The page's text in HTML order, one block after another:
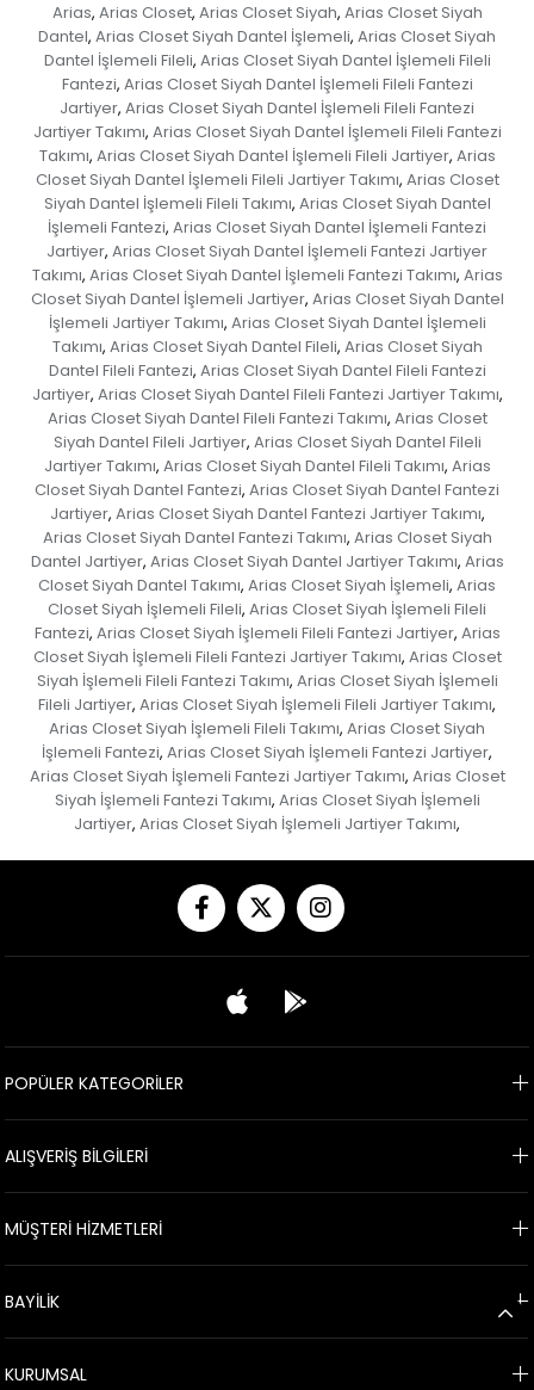
Arias, Arias Closet, Arias Closet Siyah, Arias Closet Siyah
Dantel, Arias Closet Siyah Dantel İşlemeli, Arias Closet Siyah
Dantel İşlemeli Fileli, Arias Closet Siyah Dantel İşlemeli Fileli
Fantezi, Arias Closet Siyah Dantel İşlemeli Fileli Fantezi
Jartiyer, Arias Closet Siyah Dantel İşlemeli Fileli Fantezi
Jartiyer Takımı, Arias Closet Siyah Dantel İşlemeli Fileli Fantezi
Takımı, Arias Closet Siyah Dantel İşlemeli Fileli Jartiyer, Arias
Closet Siyah Dantel İşlemeli Fileli Jartiyer Takımı, Arias Closet
Siyah Dantel İşlemeli Fileli Takımı, Arias Closet Siyah Dantel
İşlemeli Fantezi, Arias Closet Siyah Dantel İşlemeli Fantezi
Jartiyer, Arias Closet Siyah Dantel İşlemeli Fantezi Jartiyer
Takımı, Arias Closet Siyah Dantel İşlemeli Fantezi Takımı, Arias
Closet Siyah Dantel İşlemeli Jartiyer, Arias Closet Siyah Dantel
İşlemeli Jartiyer Takımı, Arias Closet Siyah Dantel İşlemeli
Takımı, Arias Closet Siyah Dantel Fileli, Arias Closet Siyah
Dantel Fileli Fantezi, Arias Closet Siyah Dantel Fileli Fantezi
Jartiyer, Arias Closet Siyah Dantel Fileli Fantezi Jartiyer Takımı,
Arias Closet Siyah Dantel Fileli Fantezi Takımı, Arias Closet
Siyah Dantel Fileli Jartiyer, Arias Closet Siyah Dantel Fileli
Jartiyer Takımı, Arias Closet Siyah Dantel Fileli Takımı, Arias
Closet Siyah Dantel Fantezi, Arias Closet Siyah Dantel Fantezi
Jartiyer, Arias Closet Siyah Dantel Fantezi Jartiyer Takımı,
Arias Closet Siyah Dantel Fantezi Takımı, Arias Closet Siyah
Dantel Jartiyer, Arias Closet Siyah Dantel Jartiyer Takımı, Arias
Closet Siyah Dantel Takımı, Arias Closet Siyah İşlemeli, Arias
Closet Siyah İşlemeli Fileli, Arias Closet Siyah İşlemeli Fileli
Fantezi, Arias Closet Siyah İşlemeli Fileli Fantezi Jartiyer, Arias
Closet Siyah İşlemeli Fileli Fantezi Jartiyer Takımı, Arias Closet
Siyah İşlemeli Fileli Fantezi Takımı, Arias Closet Siyah İşlemeli
Fileli Jartiyer, Arias Closet Siyah İşlemeli Fileli Jartiyer Takımı,
Arias Closet Siyah İşlemeli Fileli Takımı, Arias Closet Siyah
İşlemeli Fantezi, Arias Closet Siyah İşlemeli Fantezi Jartiyer,
Arias Closet Siyah İşlemeli Fantezi Jartiyer Takımı, Arias Closet
Siyah İşlemeli Fantezi Takımı, Arias Closet Siyah İşlemeli
Jartiyer, Arias Closet Siyah İşlemeli Jartiyer Takımı,
POPÜLER KATEGORİLER
ALIŞVERİŞ BİLGİLERİ
MÜŞTERİ HİZMETLERİ
BAYİLİK
KURUMSAL